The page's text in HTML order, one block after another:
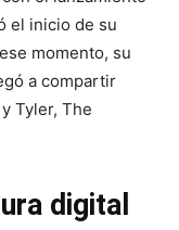
el inicio de su
momento, su
a compartir
Tyler, The
digital